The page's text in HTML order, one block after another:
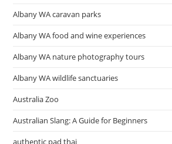
Albany WA caravan parks
Albany WA food and wine experiences
Albany WA nature photography tours
Albany WA wildlife sanctuaries
Australia Zoo
Australian Slang: A Guide for Beginners
authentic pad thai